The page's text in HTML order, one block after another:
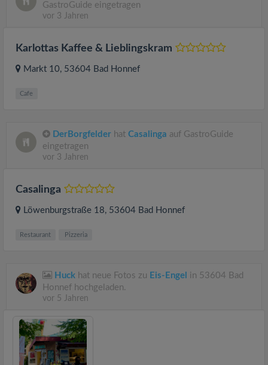
GastroGuide eingetragen
vor 3 Jahren
Karlottas Kaffee & Lieblingskram
Markt 10, 53604 Bad Honnef
Cafe
DerBorgfelder hat Casalinga auf GastroGuide
eingetragen
vor 3 Jahren
Casalinga
Löwenburgstraße 18, 53604 Bad Honnef
Restaurant Pizzeria
Huck hat neue Fotos zu Eis-Engel in 53604 Bad
Honnef hochgeladen.
vor 5 Jahren